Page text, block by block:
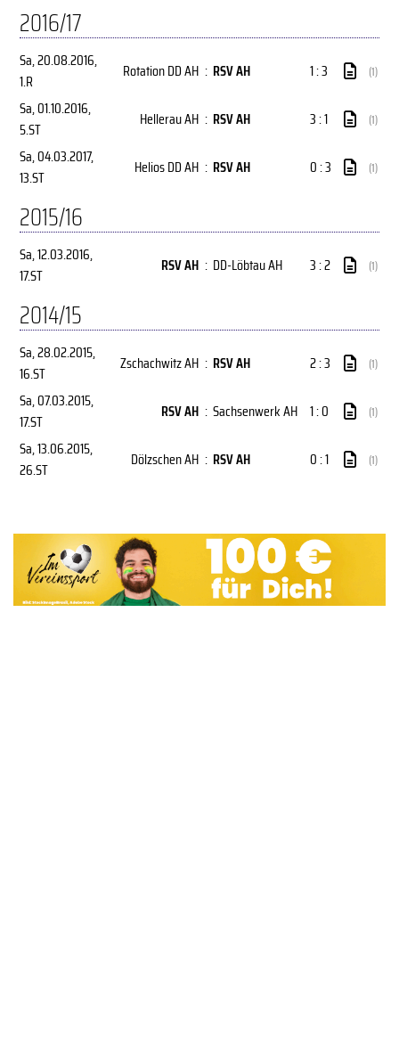
2016/17
Sa, 20.08.2016,
1.R
Rotation DD AH : RSV AH 1 : 3 (1)
Sa, 01.10.2016,
5.ST
Hellerau AH : RSV AH 3 : 1 (1)
Sa, 04.03.2017,
13.ST
Helios DD AH : RSV AH 0 : 3 (1)
2015/16
Sa, 12.03.2016,
17.ST
RSV AH : DD-Löbtau AH 3 : 2 (1)
2014/15
Sa, 28.02.2015,
16.ST
Zschachwitz AH : RSV AH 2 : 3 (1)
Sa, 07.03.2015,
17.ST
RSV AH : Sachsenwerk AH 1 : 0 (1)
Sa, 13.06.2015,
26.ST
Dölzschen AH : RSV AH 0 : 1 (1)